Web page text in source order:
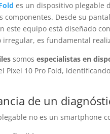
es un dispositivo plegable
componentes. Desde su
este equipo está diseñado
irregular, es fundamental
somosespecialistas en
Pixel 10 Pro Fold,
de un
no es un smartphone